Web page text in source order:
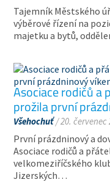
Tajemník Městského
výběrové řízení na
majetku a bytů,
Asociace rodičů a
prožila první
Všehochuť/ 20. červenec
První prázdninový a
Asociace rodičů a
velkomeziříčského
Jizerských…